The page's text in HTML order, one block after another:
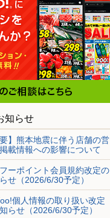
知らせ
要】熊本地震に伴う店舗の営
載情報への影響について
ーポイント会員規約改定の
せ（2026/6/30予定）
個人情報の取り扱い改定
らせ（2026/6/30予定）